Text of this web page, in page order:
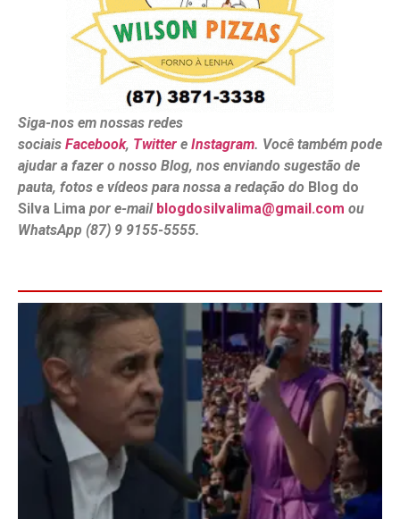
Siga-nos em nossas redes
sociais Facebook, Twitter e Instagram. Você também pode
ajudar a fazer o nosso Blog, nos enviando sugestão de
pauta, fotos e vídeos para nossa a redação do Blog do
Silva Lima por e-mail blogdosilvalima@gmail.com ou
WhatsApp (87) 9 9155-5555.